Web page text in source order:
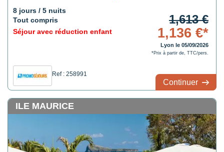
8 jours / 5 nuits
Tout compris
Séjour avec réduction enfant
Ref : 258991
1,613 €
1,136 €*
Lyon le 05/09/2026
*Prix à partir de, TTC/pers.
Continuer
ILE MAURICE